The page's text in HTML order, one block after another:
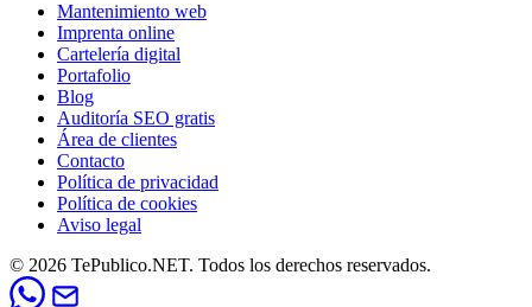
Mantenimiento web
Imprenta online
Cartelería digital
Portafolio
Blog
Auditoría SEO gratis
Área de clientes
Contacto
Política de privacidad
Política de cookies
Aviso legal
© 2026 TePublico.NET. Todos los derechos reservados.